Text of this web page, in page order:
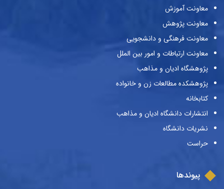
معاونت آموزش
معاونت پژوهش
معاونت فرهنگی و دانشجویی
معاونت ارتباطات و امور بین الملل
پژوهشگاه ادیان و مذاهب
پژوهشکده مطالعات زن و خانواده
کتابخانه
انتشارات دانشگاه ادیان و مذاهب
نشریات دانشگاه
حراست
پیوندها